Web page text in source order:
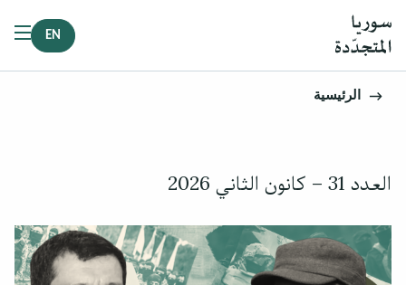
EN
الرئيسية
العدد 31 – كانون الثاني 2026